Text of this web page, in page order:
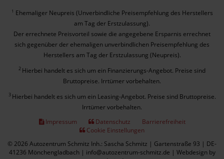
1 Ehemaliger Neupreis (Unverbindliche Preisempfehlung des Herstellers
am Tag der Erstzulassung).
Der errechnete Preisvorteil sowie die angegebene Ersparnis errechnet
sich gegenüber der ehemaligen unverbindlichen Preisempfehlung des
Herstellers am Tag der Erstzulassung (Neupreis).
2 Hierbei handelt es sich um ein Finanzierungs-Angebot. Preise sind
Bruttopreise. Irrtümer vorbehalten.
3 Hierbei handelt es sich um ein Leasing-Angebot. Preise sind Bruttopreise.
Irrtümer vorbehalten.
Impressum
Datenschutz
Barrierefreiheit
Cookie Einstellungen
© 2026 Autozentrum Schmitz Inh.: Sascha Schmitz | Gartenstraße 93 | DE-
41236 Mönchengladbach | info@autozentrum-schmitz.de | Webdesign by